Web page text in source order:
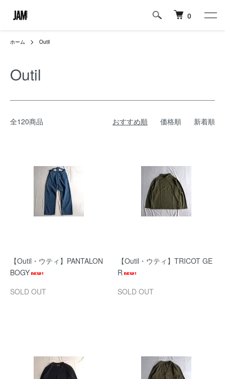
0
ホーム Outil
Outil
全120商品 おすすめ順 価格順 新着順
【Outil・ウティ】PANTALON
BOGY
SOLD OUT
【Outil・ウティ】TRICOT GE
R
SOLD OUT